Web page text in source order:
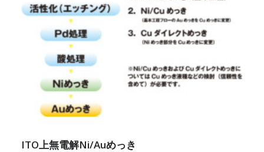
ITO上無電解Ni/Auめっき